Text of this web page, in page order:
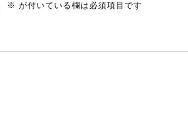
※ が付いている欄は必須項目です